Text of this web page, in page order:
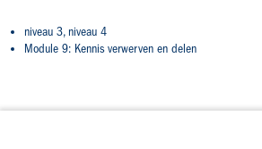
niveau 3, niveau 4
Module 9: Kennis verwerven en delen